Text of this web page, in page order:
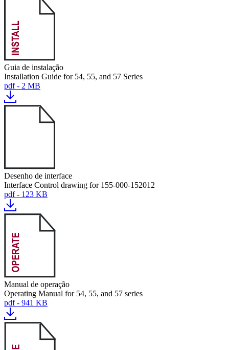
Guia de instalação
Installation Guide for 54, 55, and 57 Series
pdf - 2 MB
Desenho de interface
Interface Control drawing for 155-000-152012
pdf - 123 KB
Manual de operação
Operating Manual for 54, 55, and 57 series
pdf - 941 KB